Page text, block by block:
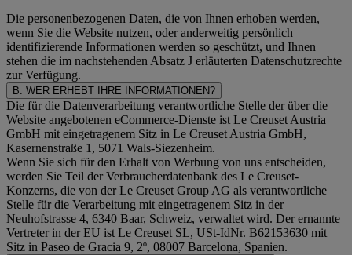
Die personenbezogenen Daten, die von Ihnen erhoben werden,
wenn Sie die Website nutzen, oder anderweitig persönlich
identifizierende Informationen werden so geschützt, und Ihnen
stehen die im nachstehenden Absatz J erläuterten Datenschutzrechte
zur Verfügung.
B. WER ERHEBT IHRE INFORMATIONEN?
Die für die Datenverarbeitung verantwortliche Stelle der über die
Website angebotenen eCommerce-Dienste ist Le Creuset Austria
GmbH mit eingetragenem Sitz in Le Creuset Austria GmbH,
Kasernenstraße 1, 5071 Wals-Siezenheim.
Wenn Sie sich für den Erhalt von Werbung von uns entscheiden,
werden Sie Teil der Verbraucherdatenbank des Le Creuset-
Konzerns, die von der Le Creuset Group AG als verantwortliche
Stelle für die Verarbeitung mit eingetragenem Sitz in der
Neuhofstrasse 4, 6340 Baar, Schweiz, verwaltet wird. Der ernannte
Vertreter in der EU ist Le Creuset SL, USt-IdNr. B62153630 mit
Sitz in Paseo de Gracia 9, 2º, 08007 Barcelona, Spanien.